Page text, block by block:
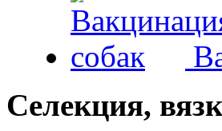
Селекция,